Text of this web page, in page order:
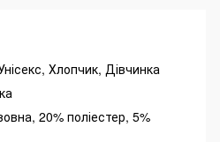
Хлопчик, Дівчинка
20% поліестер, 5%